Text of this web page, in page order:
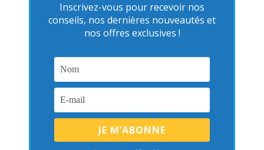
Inscrivez-vous pour recevoir nos
conseils, nos dernières nouveautés et
nos offres exclusives !